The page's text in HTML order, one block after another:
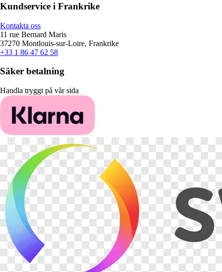
Kundservice i Frankrike
Kontakta oss
11 rue Bernard Maris
37270 Montlouis-sur-Loire, Frankrike
+33 1 86 47 62 58
Säker betalning
Handla tryggt på vår sida